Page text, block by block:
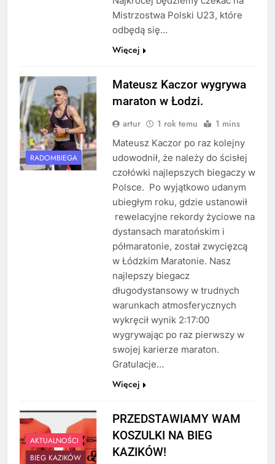
Mistrzostwa Polski U23, które
odbędą się…
Więcej
RADOMBIEGA
Mateusz Kaczor wygrywa
maraton w Łodzi.
artur 1 rok temu 1 mins
Mateusz Kaczor po raz kolejny
udowodnił, że należy do ścisłej
czołówki najlepszych biegaczy w
Polsce. Po wyjątkowo udanym
ubiegłym roku, gdzie ustanowił
rewelacyjne rekordy życiowe na
dystansach maratońskim i
półmaratonie, został zwycięzcą
w Łódzkim Maratonie. Nasz
najlepszy biegacz
długodystansowy w trudnych
warunkach atmosferycznych
wykręcił wynik 2:17:00
wygrywając po raz pierwszy w
swojej karierze maraton.
Gratulacje…
Więcej
AKTUALNOŚCI
BIEG KAZIKÓW
PRZEDSTAWIAMY WAM
KOSZULKI NA BIEG
KAZIKÓW!